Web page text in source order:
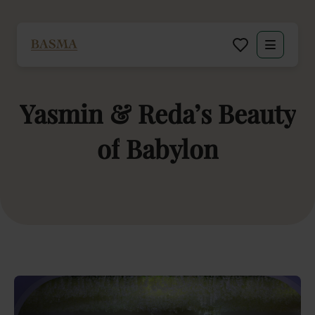
Zakelijk
Decoratie huren
Contact
Yasmin & Reda’s Beauty
of Babylon